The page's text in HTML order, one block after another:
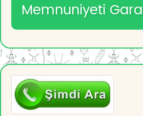
Memnuniyeti